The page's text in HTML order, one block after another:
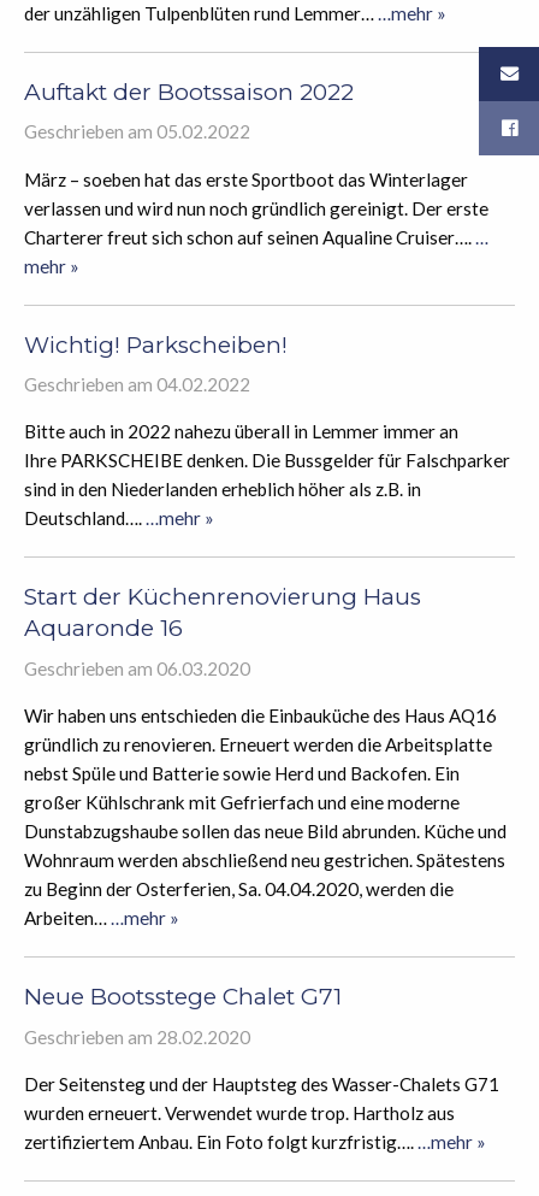
der unzähligen Tulpenblüten rund Lemmer……mehr »
Auftakt der Bootssaison 2022
Geschrieben am 05.02.2022
März – soeben hat das erste Sportboot das Winterlager
verlassen und wird nun noch gründlich gereinigt. Der erste
Charterer freut sich schon auf seinen Aqualine Cruiser….…
mehr »
Wichtig! Parkscheiben!
Geschrieben am 04.02.2022
Bitte auch in 2022 nahezu überall in Lemmer immer an
Ihre PARKSCHEIBE denken. Die Bussgelder für Falschparker
sind in den Niederlanden erheblich höher als z.B. in
Deutschland….…mehr »
Start der Küchenrenovierung Haus
Aquaronde 16
Geschrieben am 06.03.2020
Wir haben uns entschieden die Einbauküche des Haus AQ16
gründlich zu renovieren. Erneuert werden die Arbeitsplatte
nebst Spüle und Batterie sowie Herd und Backofen. Ein
großer Kühlschrank mit Gefrierfach und eine moderne
Dunstabzugshaube sollen das neue Bild abrunden. Küche und
Wohnraum werden abschließend neu gestrichen. Spätestens
zu Beginn der Osterferien, Sa. 04.04.2020, werden die
Arbeiten……mehr »
Neue Bootsstege Chalet G71
Geschrieben am 28.02.2020
Der Seitensteg und der Hauptsteg des Wasser-Chalets G71
wurden erneuert. Verwendet wurde trop. Hartholz aus
zertifiziertem Anbau. Ein Foto folgt kurzfristig….…mehr »